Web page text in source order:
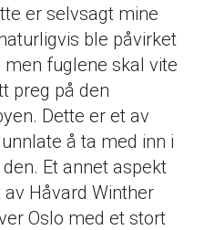
er selvsagt mine
ble påvirket
fuglene skal vite
preg på den
Dette er et av
å ta med inn i
Et annet aspekt
Håvard Winther
Oslo med et stort